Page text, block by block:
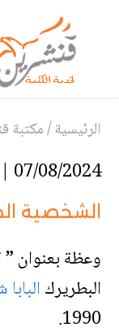
الرئيسية/مكتبة
07/08/2024 |
الشخصية
وعظة بعنوان
البطريرك
1990.